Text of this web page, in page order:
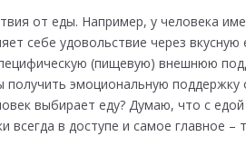
от еды. Например, у человека
себе удовольствие через
(пищевую) внешнюю
эмоциональную поддержку
выбирает еду? Думаю, что с
всегда в доступе и самое главное –